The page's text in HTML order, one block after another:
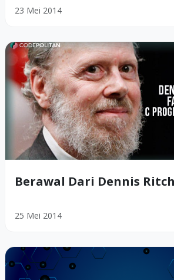
23 Mei 2014
Berawal Dari Dennis
25 Mei 2014